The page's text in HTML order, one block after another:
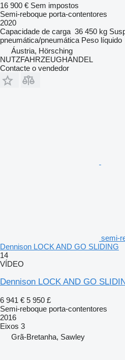
16 900 € Sem impostos
Semi-reboque porta-contentores
2020
Capacidade de carga 36 450 kg
pneumática/pneumática Peso líquido
Áustria, Hörsching
NUTZFAHRZEUGHANDEL
Contacte o vendedor
semi-
Dennison LOCK AND GO SLIDING
14
VÍDEO
Dennison LOCK AND GO
6 941 € 5 950 £
Semi-reboque porta-contentores
2016
Eixos 3
Grã-Bretanha, Sawley